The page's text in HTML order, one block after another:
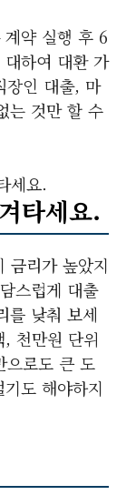
약 실행 후 6
하여 대환 가
장인 대출, 마
는 것만 할 수
세요.
타세요.
금리가 높았지
스럽게 대출
를 낮춰 보세
천만원 단위
으로도 큰 도
도 해야하지